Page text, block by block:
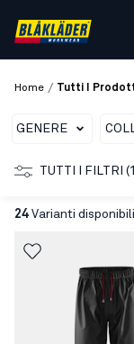
Home / Tutti I
GENERE
TUTTI I FILTRI
24 Varianti disponibili